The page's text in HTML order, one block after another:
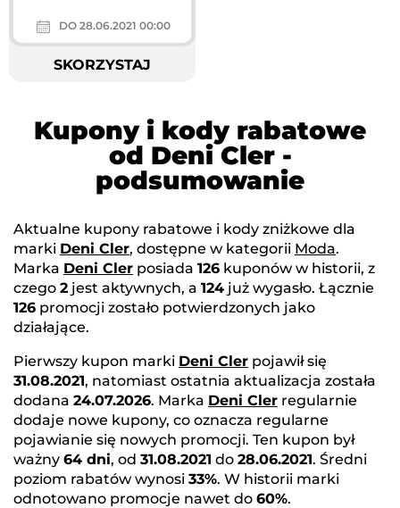
DO 28.06.2021 00:00
SKORZYSTAJ
Kupony i kody rabatowe
od Deni Cler -
podsumowanie
Aktualne kupony rabatowe i kody zniżkowe dla
marki Deni Cler, dostępne w kategorii Moda.
Marka Deni Cler posiada 126 kuponów w historii, z
czego 2 jest aktywnych, a 124 już wygasło. Łącznie
126 promocji zostało potwierdzonych jako
działające.
Pierwszy kupon marki Deni Cler pojawił się
31.08.2021, natomiast ostatnia aktualizacja została
dodana 24.07.2026. Marka Deni Cler regularnie
dodaje nowe kupony, co oznacza regularne
pojawianie się nowych promocji. Ten kupon był
ważny 64 dni, od 31.08.2021 do 28.06.2021. Średni
poziom rabatów wynosi 33%. W historii marki
odnotowano promocje nawet do 60%.